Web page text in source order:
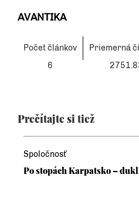
AVANTIKA
Počet článkov
Priemerná
6
Prečítajte si tiež
Spoločnosť
Po stopách Karpatsko –